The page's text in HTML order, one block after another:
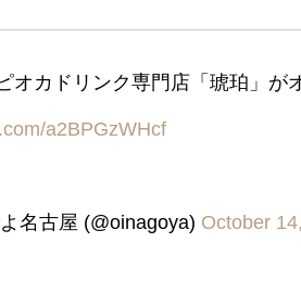
オカドリンク専門店「琥珀」が
a2BPGzWHcf
名古屋 (@oinagoya) October